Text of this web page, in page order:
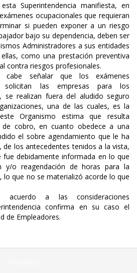
Superintendencia manifiesta, en
ocupacionales que requieran
si pueden exponer a un riesgo
bajo su dependencia, deben ser
Administradores a sus entidades
como una prestación preventiva
contra riesgos profesionales.
cabe señalar que los exámenes
solicitan las empresas para los
se realizan fuera del aludido seguro
una de las cuales, es la
Organismo estima que resulta
de cobro, en cuanto obedece a una
el sobre agendamiento que le ha
los antecedentes tenidos a la vista,
debidamente informada en lo que
y/o reagendación de horas para la
lo que no se materializó acorde lo que
acuerdo a las consideraciones
confirma en su caso el
de Empleadores.